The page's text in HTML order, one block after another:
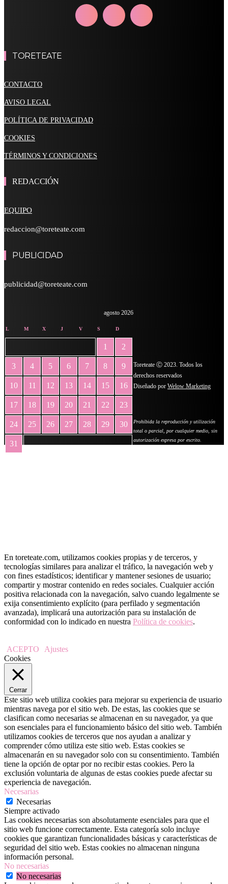
TORETEATE
CONTACTO
AVISO LEGAL
POLÍTICA DE PRIVACIDAD
COOKIES
TÉRMINOS Y CONDICIONES
REDACCIÓN
EQUIPO
redaccion@toreteate.com
PUBLICIDAD
publicidad@toreteate.com
agosto 2026
L M X J V S D
1 2
3 4 5 6 7 8 9
10 11 12 13 14 15 16
17 18 19 20 21 22 23
24 25 26 27 28 29 30
31
Toreteate Ⓒ 2023. Todos los
derechos reservados
Diseñado por Welow Marketing
Prohibida la reproducción y utilización
total o parcial, por cualquier medio, sin
autorización expresa por escrito.
En toreteate.com, utilizamos cookies propias y de terceros, y
tecnologías similares para analizar el tráfico, la navegación web y
con fines estadísticos; identificar y mantener sesiones de usuario;
compartir y mostrar contenido en redes sociales. Cualquier acción
positiva relacionada con la navegación, salvo cuando legalmente se
exija consentimiento explícito (para perfilado y segmentación
avanzada), implicará una autorización para su instalación de
conformidad con lo indicado en nuestra Política de cookies.
ACEPTO
Ajustes
Cookies
Cerrar
Este sitio web utiliza cookies para mejorar su experiencia de usuario
mientras navega por el sitio web. De estas, las cookies que se
clasifican como necesarias se almacenan en su navegador, ya que
son esenciales para el funcionamiento básico del sitio web. También
utilizamos cookies de terceros que nos ayudan a analizar y
comprender cómo utiliza este sitio web. Estas cookies se
almacenarán en su navegador solo con su consentimiento. También
tiene la opción de optar por no recibir estas cookies. Pero la
exclusión voluntaria de algunas de estas cookies puede afectar su
experiencia de navegación.
Necesarias
Necesarias
Siempre activado
Las cookies necesarias son absolutamente esenciales para que el
sitio web funcione correctamente. Esta categoría solo incluye
cookies que garantizan funcionalidades básicas y características de
seguridad del sitio web. Estas cookies no almacenan ninguna
información personal.
No necesarias
No necesarias